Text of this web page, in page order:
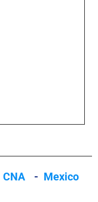
CNA - Mexico